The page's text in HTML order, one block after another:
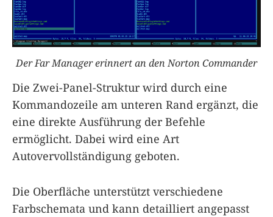
Der Far Manager erinnert an den Norton Commander
Die Zwei-Panel-Struktur wird durch eine
Kommandozeile am unteren Rand ergänzt, die
eine direkte Ausführung der Befehle
ermöglicht. Dabei wird eine Art
Autovervollständigung geboten.
Die Oberfläche unterstützt verschiedene
Farbschemata und kann detailliert angepasst